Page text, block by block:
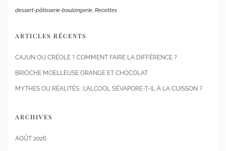
dessert-pâtisserie-boulangerie, Recettes
ARTICLES RÉCENTS
CAJUN OU CRÉOLE ? COMMENT FAIRE LA DIFFÉRENCE ?
BRIOCHE MOELLEUSE ORANGE ET CHOCOLAT
MYTHES OU RÉALITÉS : L’ALCOOL S’ÉVAPORE-T-IL À LA CUISSON ?
ARCHIVES
AOÛT 2026